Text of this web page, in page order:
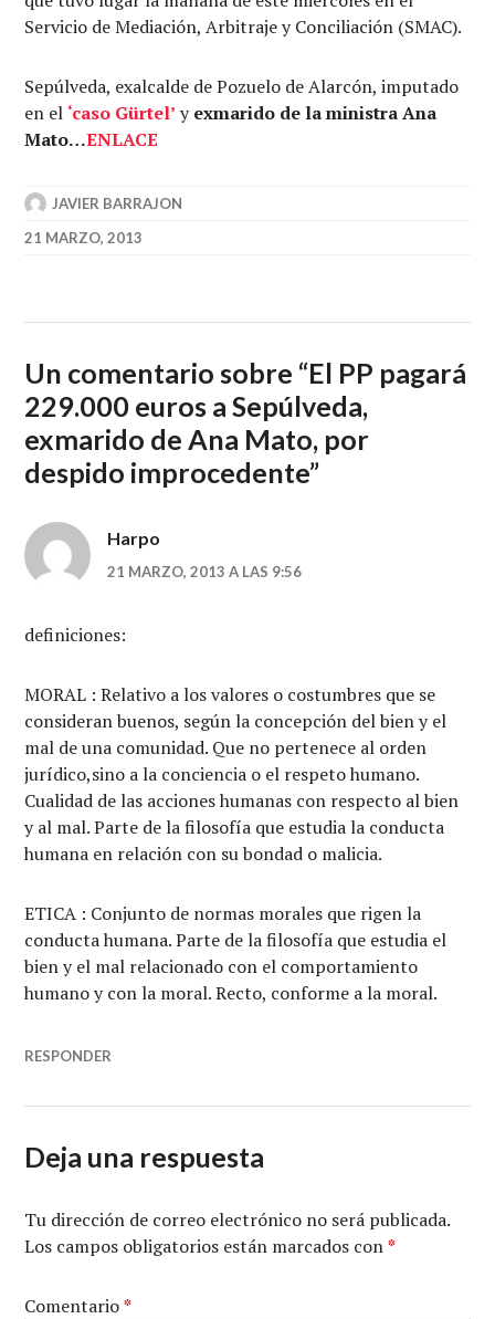
Servicio de Mediación, Arbitraje y Conciliación (SMAC).
Sepúlveda, exalcalde de Pozuelo de Alarcón, imputado
en el ‘caso Gürtel’ yexmarido de la ministra Ana
Mato…ENLACE
JAVIER BARRAJON
21 MARZO, 2013
Un comentario sobre “El PP pagará
229.000 euros a Sepúlveda,
exmarido de Ana Mato, por
despido improcedente”
Harpo
21 MARZO, 2013 A LAS 9:56
definiciones:
MORAL : Relativo a los valores o costumbres que se
consideran buenos, según la concepción del bien y el
mal de una comunidad. Que no pertenece al orden
jurídico,sino a la conciencia o el respeto humano.
Cualidad de las acciones humanas con respecto al bien
y al mal. Parte de la filosofía que estudia la conducta
humana en relación con su bondad o malicia.
ETICA : Conjunto de normas morales que rigen la
conducta humana. Parte de la filosofía que estudia el
bien y el mal relacionado con el comportamiento
humano y con la moral. Recto, conforme a la moral.
RESPONDER
Deja una respuesta
Tu dirección de correo electrónico no será publicada.
Los campos obligatorios están marcados con*
Comentario*